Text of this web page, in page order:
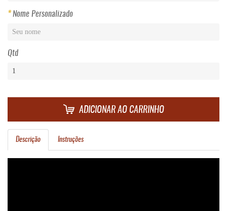
Nome Personalizado
Qtd
ADICIONAR AO CARRINHO
Descrição Instruções